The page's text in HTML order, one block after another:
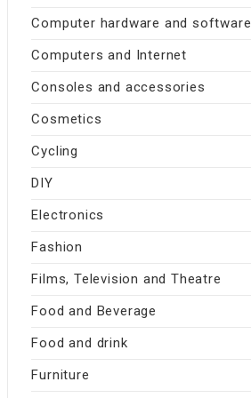
Computer hardware and software
Computers and Internet
Consoles and accessories
Cosmetics
Cycling
DIY
Electronics
Fashion
Films, Television and Theatre
Food and Beverage
Food and drink
Furniture